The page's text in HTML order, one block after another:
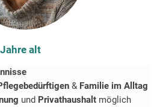
alt
& Familie im Alltag
und Privathaushalt möglich